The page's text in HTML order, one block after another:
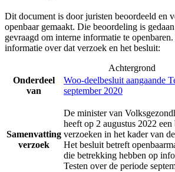
Dit document is door juristen beoordeeld en
openbaar gemaakt. Die beoordeling is
gevraagd om interne informatie te
informatie over dat verzoek en het besluit:
Achtergrond
Onderdeel
van
Woo-deelbesluit aangaande
september 2020
Samenvatting
verzoek
De minister van
heeft op 2 augustus 2022
verzoeken in het kader van
Het besluit betreft
die betrekking hebben op
Testen over de periode